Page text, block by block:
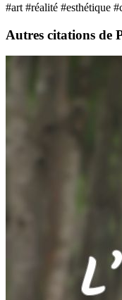
#art #réalité #esthétique
Autres citations de